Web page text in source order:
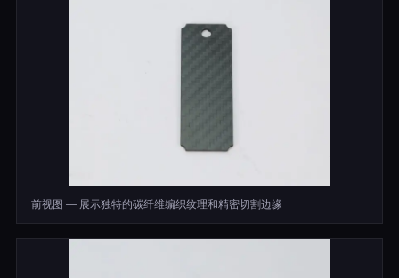
前视图 — 展示独特的碳纤维编织纹理和精密切割边缘